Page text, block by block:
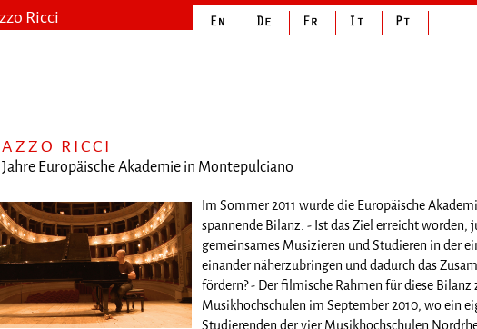
Ricci
RICCI
Europäische Akademie in Montepulciano
Im Sommer 2011 wurde die Europäische
spannende Bilanz. - Ist das Ziel erreicht
gemeinsames Musizieren und Studieren in der
einander näherzubringen und dadurch das
fördern? - Der filmische Rahmen für diese
Musikhochschulen im September 2010, wo ein